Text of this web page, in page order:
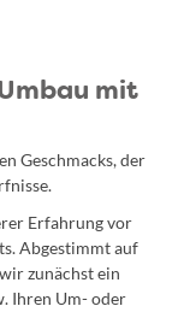
mit
Geschmacks, der
Erfahrung vor
Abgestimmt auf
zunächst ein
Ihren Um- oder